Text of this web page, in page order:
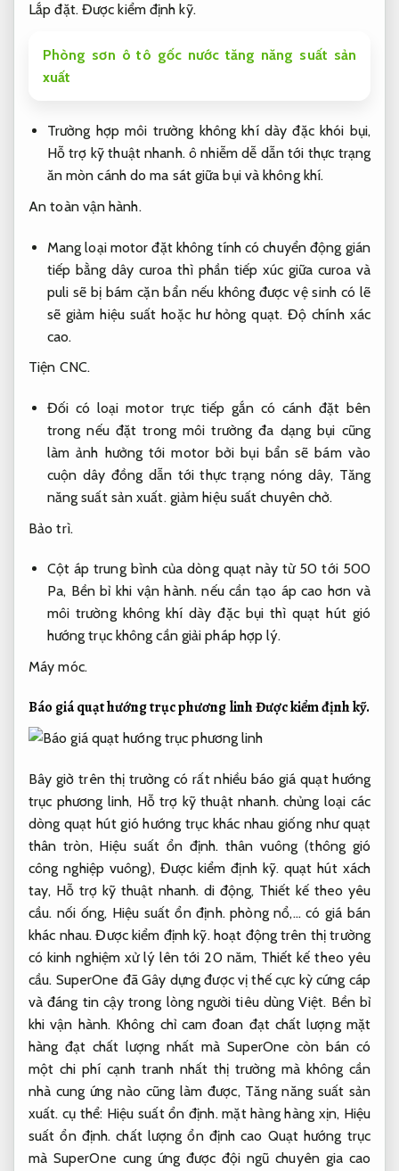
Lắp đặt. Được kiểm định kỹ.
Phòng sơn ô tô gốc nước tăng năng suất sản
xuất
Trường hợp môi trường không khí dày đặc khói bụi,
Hỗ trợ kỹ thuật nhanh.ô nhiễm dễ dẫn tới thực trạng
ăn mòn cánh do ma sát giữa bụi và không khí.
An toàn vận hành.
Mang loại motor đặt không tính có chuyển động gián
tiếp bằng dây curoa thì phần tiếp xúc giữa curoa và
puli sẽ bị bám cặn bẩn nếu không được vệ sinh có lẽ
sẽ giảm hiệu suất hoặc hư hỏng quạt. Độ chính xác
cao.
Tiện CNC.
Đối có loại motor trực tiếp gắn có cánh đặt bên
trong nếu đặt trong môi trường đa dạng bụi cũng
làm ảnh hưởng tới motor bởi bụi bẩn sẽ bám vào
cuộn dây đồng dẫn tới thực trạng nóng dây, Tăng
năng suất sản xuất.giảm hiệu suất chuyên chở.
Bảo trì.
Cột áp trung bình của dòng quạt này từ 50 tới 500
Pa, Bền bỉ khi vận hành.nếu cần tạo áp cao hơn và
môi trường không khí dày đặc bụi thì quạt hút gió
hướng trục không cần giải pháp hợp lý.
Máy móc.
Báo giá quạt hướng trục phương linhĐược kiểm định kỹ.
Bây giờ trên thị trường có rất nhiều báo giá quạt hướng
trục phương linh, Hỗ trợ kỹ thuật nhanh.chủng loại các
dòng quạt hút gió hướng trục khác nhau giống như quạt
thân tròn, Hiệu suất ổn định. thân vuông (thông gió
công nghiệp vuông), Được kiểm định kỹ. quạt hút xách
tay, Hỗ trợ kỹ thuật nhanh. di động, Thiết kế theo yêu
cầu. nối ống, Hiệu suất ổn định.phòng nổ,… có giá bán
khác nhau.Được kiểm định kỹ.hoạt động trên thị trường
có kinh nghiệm xử lý lên tới 20 năm, Thiết kế theo yêu
cầu. SuperOne đã Gây dựng được vị thế cực kỳ cứng cáp
và đáng tin cậy trong lòng người tiêu dùng Việt. Bền bỉ
khi vận hành. Không chỉ cam đoan đạt chất lượng mặt
hàng đạt chất lượng nhất mà SuperOne còn bán có
một chi phí cạnh tranh nhất thị trường mà không cần
nhà cung ứng nào cũng làm được, Tăng năng suất sản
xuất. cụ thể: Hiệu suất ổn định.mặt hàng hàng xịn, Hiệu
suất ổn định. chất lượng ổn định cao Quạt hướng trục
mà SuperOne cung ứng được đội ngũ chuyên gia cao